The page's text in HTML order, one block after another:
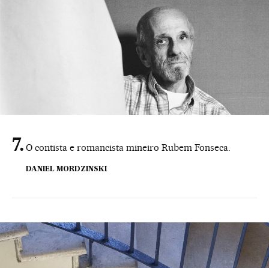
O contista e romancista mineiro Rubem Fonseca.
DANIEL MORDZINSKI